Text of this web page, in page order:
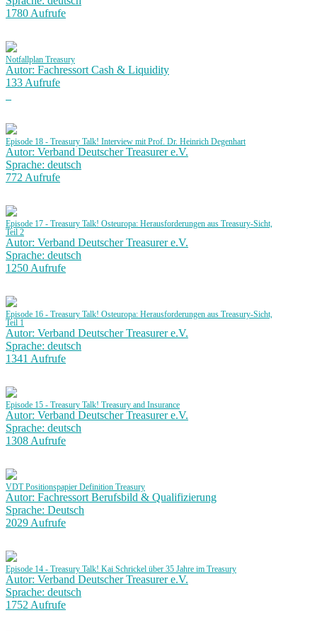
1780 Aufrufe
Notfallplan Treasury
Autor: Fachressort Cash & Liquidity
133 Aufrufe
Episode 18 - Treasury Talk! Interview mit Prof. Dr. Heinrich Degenhart
Autor: Verband Deutscher Treasurer e.V.
Sprache: deutsch
772 Aufrufe
Episode 17 - Treasury Talk! Osteuropa: Herausforderungen aus Treasury-Sicht,
Teil 2
Autor: Verband Deutscher Treasurer e.V.
Sprache: deutsch
1250 Aufrufe
Episode 16 - Treasury Talk! Osteuropa: Herausforderungen aus Treasury-Sicht,
Teil 1
Autor: Verband Deutscher Treasurer e.V.
Sprache: deutsch
1341 Aufrufe
Episode 15 - Treasury Talk! Treasury and Insurance
Autor: Verband Deutscher Treasurer e.V.
Sprache: deutsch
1308 Aufrufe
VDT Positionspapier Definition Treasury
Autor: Fachressort Berufsbild & Qualifizierung
Sprache: Deutsch
2029 Aufrufe
Episode 14 - Treasury Talk! Kai Schrickel über 35 Jahre im Treasury
Autor: Verband Deutscher Treasurer e.V.
Sprache: deutsch
1752 Aufrufe